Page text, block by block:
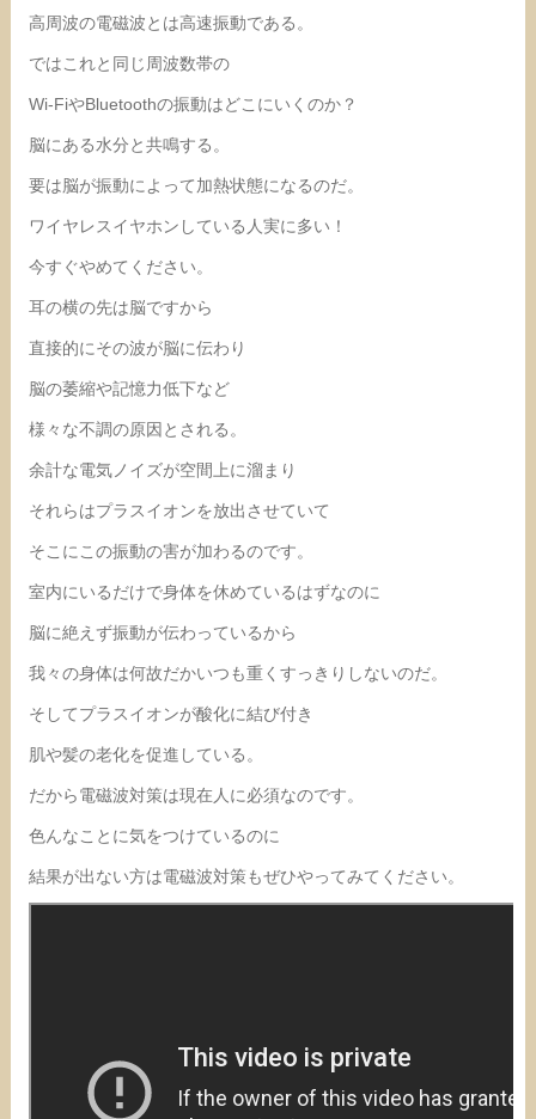
高周波の電磁波とは高速振動である。
ではこれと同じ周波数帯の
Wi-FiやBluetoothの振動はどこにいくのか？
脳にある水分と共鳴する。
要は脳が振動によって加熱状態になるのだ。
ワイヤレスイヤホンしている人実に多い！
今すぐやめてください。
耳の横の先は脳ですから
直接的にその波が脳に伝わり
脳の萎縮や記憶力低下など
様々な不調の原因とされる。
余計な電気ノイズが空間上に溜まり
それらはプラスイオンを放出させていて
そこにこの振動の害が加わるのです。
室内にいるだけで身体を休めているはずなのに
脳に絶えず振動が伝わっているから
我々の身体は何故だかいつも重くすっきりしないのだ。
そしてプラスイオンが酸化に結び付き
肌や髪の老化を促進している。
だから電磁波対策は現在人に必須なのです。
色んなことに気をつけているのに
結果が出ない方は電磁波対策もぜひやってみてください。